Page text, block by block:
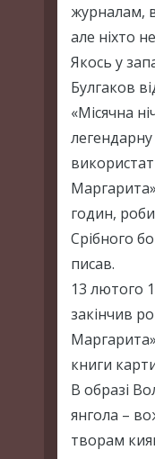
журналам,
але ніхто
Якось у
Булгаков
«Місячна
годин,
Срібного
писав.
13 лютого
закінчив
книги
В образі
янгола –
творам